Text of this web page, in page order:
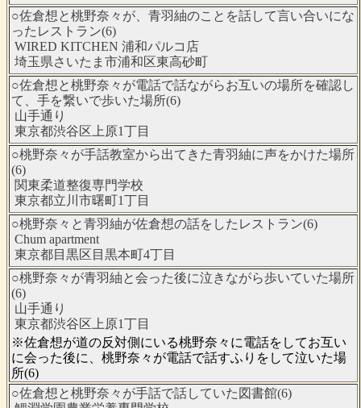
○佐倉想と桃野奈々が、青羽紬のことを話して言い合いにな
ったレストラン(6)
WIRED KITCHEN 浦和パルコ店
埼玉県さいたま市浦和区東高砂町
○佐倉想と桃野奈々が電話で話ながらお互いの場所を確認し
て、手を繋いで歩いた場所(6)
山手通り
東京都渋谷区上原1丁目
○桃野奈々が手話教室から出てきた青羽紬に声をかけた場所
(6)
関東柔道整復専門学校
東京都立川市曙町1丁目
○桃野奈々と青羽紬が佐倉想の話をしたレストラン(6)
Chum apartment
東京都目黒区目黒本町4丁目
○桃野奈々が青羽紬と会った後に泣きながら歩いていた場所
(6)
山手通り
東京都渋谷区上原1丁目
※佐倉想が道の反対側にいる桃野奈々に電話をしてお互い
に会った後に、桃野奈々が電話で話すふりをして泣いた場
所(6)
○佐倉想と桃野奈々が手話で話していた図書館(6)